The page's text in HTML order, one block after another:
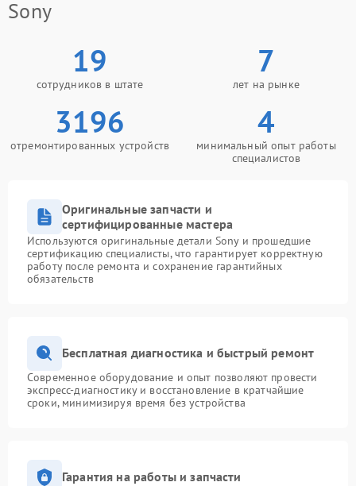
Sony
19
сотрудников в штате
7
лет на рынке
3196
отремонтированных устройств
4
минимальный опыт работы
специалистов
Оригинальные запчасти и
сертифицированные мастера
Используются оригинальные детали Sony и прошедшие
сертификацию специалисты, что гарантирует корректную
работу после ремонта и сохранение гарантийных
обязательств
Бесплатная диагностика и быстрый ремонт
Современное оборудование и опыт позволяют провести
экспресс-диагностику и восстановление в кратчайшие
сроки, минимизируя время без устройства
Гарантия на работы и запчасти